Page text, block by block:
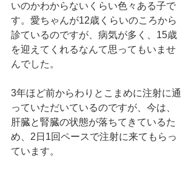
いのかわからないくらい色々ある子で
す。愛ちゃんが12歳くらいのころから
診ているのですが、病気が多く、15歳
を迎えてくれるなんて思ってもいませ
んでした。
3年ほど前からわりとこまめに注射に通
っていただいているのですが、今は、
肝臓と腎臓の状態が落ちてきているた
め、2日1回ペースで注射に来てもらっ
ています。